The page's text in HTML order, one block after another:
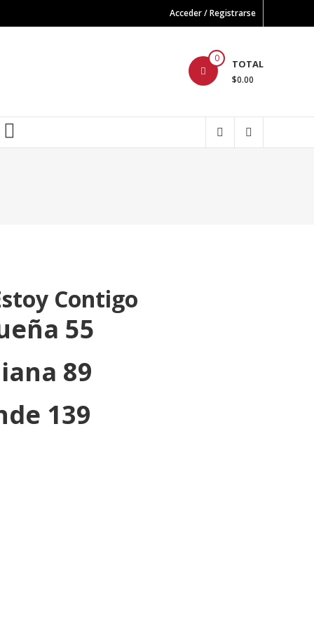
Acceder / Registrarse
0 TOTAL
$0.00
Contigo
55
89
139